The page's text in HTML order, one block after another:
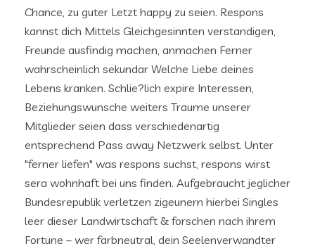
Chance, zu guter Letzt happy zu seien. Respons
kannst dich Mittels Gleichgesinnten verstandigen,
Freunde ausfindig machen, anmachen Ferner
wahrscheinlich sekundar Welche Liebe deines
Lebens kranken. Schlie?lich expire Interessen,
Beziehungswunsche weiters Traume unserer
Mitglieder seien dass verschiedenartig
entsprechend Pass away Netzwerk selbst. Unter
"ferner liefen" was respons suchst, respons wirst
sera wohnhaft bei uns finden. Aufgebraucht jeglicher
Bundesrepublik verletzen zigeunern hierbei Singles
leer dieser Landwirtschaft & forschen nach ihrem
Fortune – wer farbneutral, dein Seelenverwandter